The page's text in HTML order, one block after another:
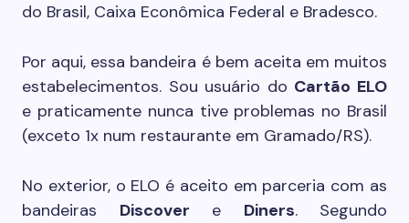
do Brasil, Caixa Econômica Federal e Bradesco.
Por aqui, essa bandeira é bem aceita em muitos
estabelecimentos. Sou usuário do Cartão ELO
e praticamente nunca tive problemas no Brasil
(exceto 1x num restaurante em Gramado/RS).
No exterior, o ELO é aceito em parceria com as
bandeiras Discover e Diners. Segundo